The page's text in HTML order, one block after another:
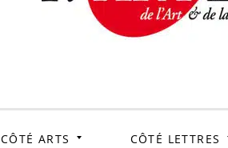
CÔTÉ ARTS CÔTÉ LETTRES